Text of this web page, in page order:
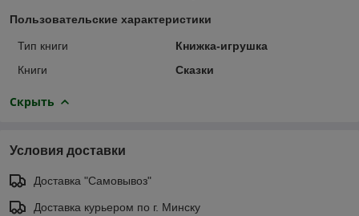
Пользовательские характеристики
Тип книги
Книжка-игрушка
Книги
Сказки
Скрыть
Условия доставки
Доставка "Самовывоз"
Доставка курьером по г. Минску